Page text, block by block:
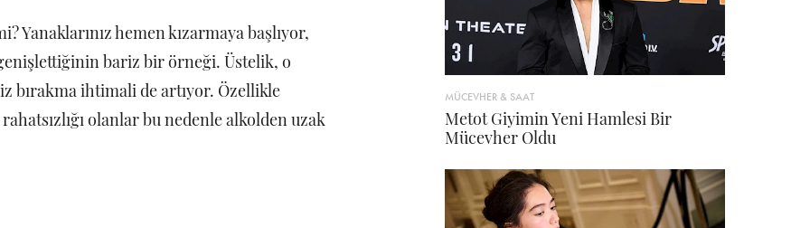
hemen kızarmaya başlıyor,
bariz bir örneği. Üstelik, o
bırakma ihtimali de artıyor. Özellikle
olanlar bu nedenle alkolden uzak
MÜCEVHER & SAAT
Metot Giyimin Yeni Hamlesi Bir
Mücevher Oldu